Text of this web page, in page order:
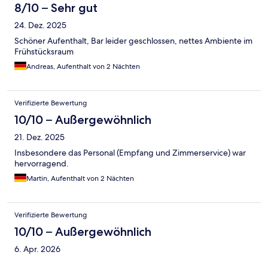
8/10 – Sehr gut
24. Dez. 2025
Schöner Aufenthalt, Bar leider geschlossen, nettes Ambiente im
Frühstücksraum
Andreas, Aufenthalt von 2 Nächten
Verifizierte Bewertung
10/10 – Außergewöhnlich
21. Dez. 2025
Insbesondere das Personal (Empfang und Zimmerservice) war
hervorragend.
Martin, Aufenthalt von 2 Nächten
Verifizierte Bewertung
10/10 – Außergewöhnlich
6. Apr. 2026